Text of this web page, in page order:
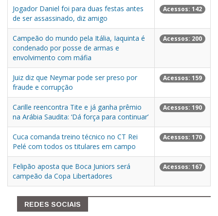
Jogador Daniel foi para duas festas antes
de ser assassinado, diz amigo
Acessos: 142
Campeão do mundo pela Itália, Iaquinta é
condenado por posse de armas e
envolvimento com máfia
Acessos: 200
Juiz diz que Neymar pode ser preso por
fraude e corrupção
Acessos: 159
Carille reencontra Tite e já ganha prêmio
na Arábia Saudita: ‘Dá força para continuar’
Acessos: 190
Cuca comanda treino técnico no CT Rei
Pelé com todos os titulares em campo
Acessos: 170
Felipão aposta que Boca Juniors será
campeão da Copa Libertadores
Acessos: 167
REDES SOCIAIS